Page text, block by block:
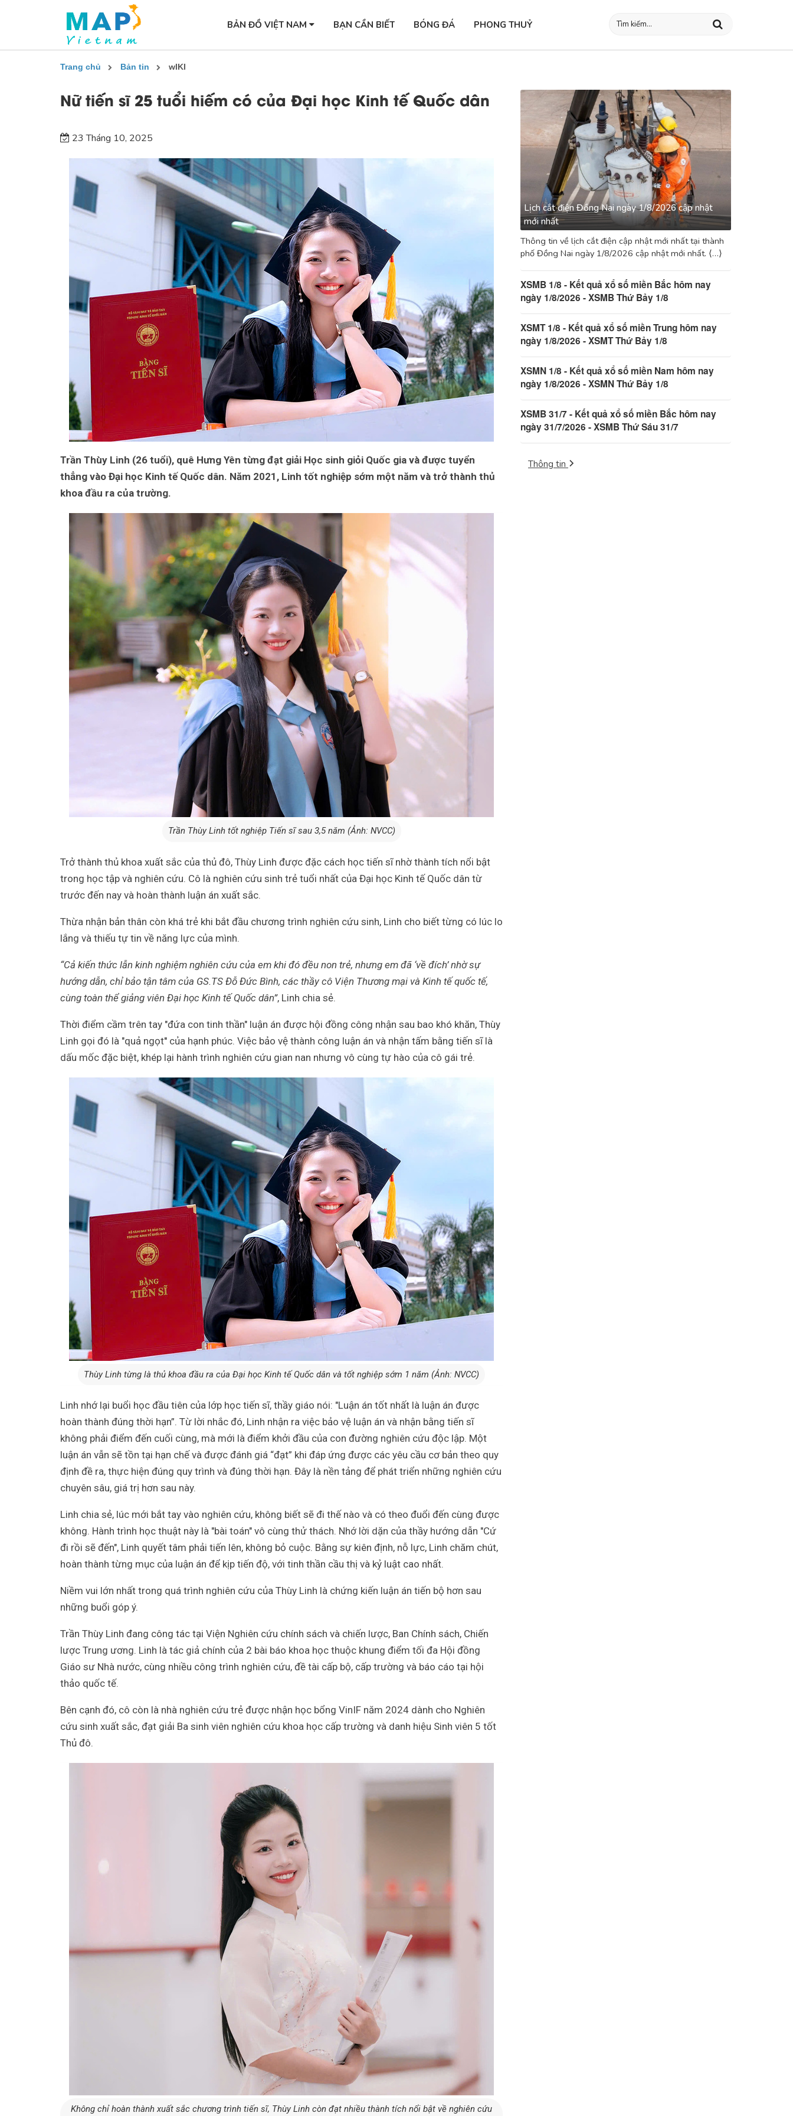
BẢN ĐỒ VIỆT NAM BẠN CẦN BIẾT BÓNG ĐÁ PHONG THUỶ
Trang chủ Bản tin wIKI
Nữ tiến sĩ 25 tuổi hiếm có của Đại học Kinh tế Quốc dân
23 Tháng 10, 2025
Trần Thùy Linh (26 tuổi), quê Hưng Yên từng đạt giải Học sinh giỏi Quốc gia và được tuyển
thẳng vào Đại học Kinh tế Quốc dân. Năm 2021, Linh tốt nghiệp sớm một năm và trở thành thủ
khoa đầu ra của trường.
Trần Thùy Linh tốt nghiệp Tiến sĩ sau 3,5 năm (Ảnh: NVCC)
Trở thành thủ khoa xuất sắc của thủ đô, Thùy Linh được đặc cách học tiến sĩ nhờ thành tích nổi bật
trong học tập và nghiên cứu. Cô là nghiên cứu sinh trẻ tuổi nhất của Đại học Kinh tế Quốc dân từ
trước đến nay và hoàn thành luận án xuất sắc.
Thừa nhận bản thân còn khá trẻ khi bắt đầu chương trình nghiên cứu sinh, Linh cho biết từng có lúc lo
lắng và thiếu tự tin về năng lực của mình.
“Cả kiến thức lẫn kinh nghiệm nghiên cứu của em khi đó đều non trẻ, nhưng em đã ‘về đích’ nhờ sự
hướng dẫn, chỉ bảo tận tâm của GS.TS Đỗ Đức Bình, các thầy cô Viện Thương mại và Kinh tế quốc tế,
cùng toàn thể giảng viên Đại học Kinh tế Quốc dân”, Linh chia sẻ.
Thời điểm cầm trên tay "đứa con tinh thần" luận án được hội đồng công nhận sau bao khó khăn, Thùy
Linh gọi đó là "quả ngọt'' của hạnh phúc. Việc bảo vệ thành công luận án và nhận tấm bằng tiến sĩ là
dấu mốc đặc biệt, khép lại hành trình nghiên cứu gian nan nhưng vô cùng tự hào của cô gái trẻ.
Thùy Linh từng là thủ khoa đầu ra của Đại học Kinh tế Quốc dân và tốt nghiệp sớm 1 năm (Ảnh: NVCC)
Linh nhớ lại buổi học đầu tiên của lớp học tiến sĩ, thầy giáo nói: "Luận án tốt nhất là luận án được
hoàn thành đúng thời hạn”. Từ lời nhắc đó, Linh nhận ra việc bảo vệ luận án và nhận bằng tiến sĩ
không phải điểm đến cuối cùng, mà mới là điểm khởi đầu của con đường nghiên cứu độc lập. Một
luận án vẫn sẽ tồn tại hạn chế và được đánh giá “đạt” khi đáp ứng được các yêu cầu cơ bản theo quy
định đề ra, thực hiện đúng quy trình và đúng thời hạn. Đây là nền tảng để phát triển những nghiên cứu
chuyên sâu, giá trị hơn sau này.
Linh chia sẻ, lúc mới bắt tay vào nghiên cứu, không biết sẽ đi thế nào và có theo đuổi đến cùng được
không. Hành trình học thuật này là "bài toán" vô cùng thử thách. Nhớ lời dặn của thầy hướng dẫn "Cứ
đi rồi sẽ đến", Linh quyết tâm phải tiến lên, không bỏ cuộc. Bằng sự kiên định, nỗ lực, Linh chăm chút,
hoàn thành từng mục của luận án để kịp tiến độ, với tinh thần cầu thị và kỷ luật cao nhất.
Niềm vui lớn nhất trong quá trình nghiên cứu của Thùy Linh là chứng kiến luận án tiến bộ hơn sau
những buổi góp ý.
Trần Thùy Linh đang công tác tại Viện Nghiên cứu chính sách và chiến lược, Ban Chính sách, Chiến
lược Trung ương. Linh là tác giả chính của 2 bài báo khoa học thuộc khung điểm tối đa Hội đồng
Giáo sư Nhà nước, cùng nhiều công trình nghiên cứu, đề tài cấp bộ, cấp trường và báo cáo tại hội
thảo quốc tế.
Bên cạnh đó, cô còn là nhà nghiên cứu trẻ được nhận học bổng VinIF năm 2024 dành cho Nghiên
cứu sinh xuất sắc, đạt giải Ba sinh viên nghiên cứu khoa học cấp trường và danh hiệu Sinh viên 5 tốt
Thủ đô.
Không chỉ hoàn thành xuất sắc chương trình tiến sĩ, Thùy Linh còn đạt nhiều thành tích nổi bật về nghiên cứu
Lịch cắt điện Đồng Nai ngày 1/8/2026 cập nhật
mới nhất
Thông tin về lịch cắt điện cập nhật mới nhất tại thành
phố Đồng Nai ngày 1/8/2026 cập nhật mới nhất. ⟨…⟩
XSMB 1/8 - Kết quả xổ số miền Bắc hôm nay
ngày 1/8/2026 - XSMB Thứ Bảy 1/8
XSMT 1/8 - Kết quả xổ số miền Trung hôm nay
ngày 1/8/2026 - XSMT Thứ Bảy 1/8
XSMN 1/8 - Kết quả xổ số miền Nam hôm nay
ngày 1/8/2026 - XSMN Thứ Bảy 1/8
XSMB 31/7 - Kết quả xổ số miền Bắc hôm nay
ngày 31/7/2026 - XSMB Thứ Sáu 31/7
Thông tin